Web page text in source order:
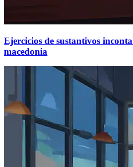
Ejercicios de sustantivos
macedonia